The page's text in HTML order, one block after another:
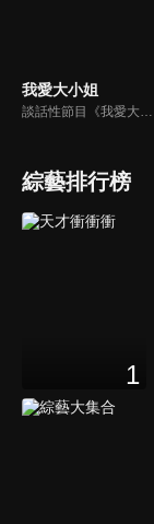
我愛大小姐
談話性節目《我愛大小姐》是由吳淡如、林慧萍主持的一檔談話性節目，講訴女人間的那些事。
綜藝排行榜
1